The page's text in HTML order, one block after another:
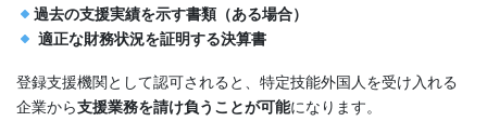
過去の支援実績を示す書類（ある場合）
適正な財務状況を証明する決算書
登録支援機関として認可されると、特定技能外国人を受け入れる
企業から支援業務を請け負うことが可能になります。